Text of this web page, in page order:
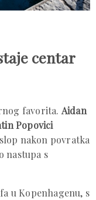
centar
favorita. Aidan
Popovici
nakon povratka
nastupa s
u Kopenhagenu, s